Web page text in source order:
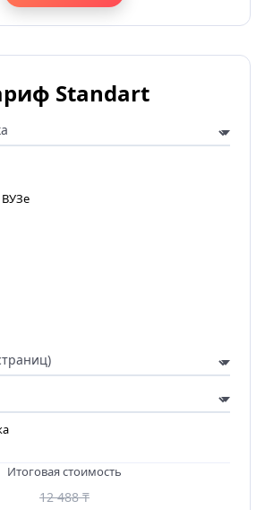
Standart
Итоговая стоимость
12 488 ₸